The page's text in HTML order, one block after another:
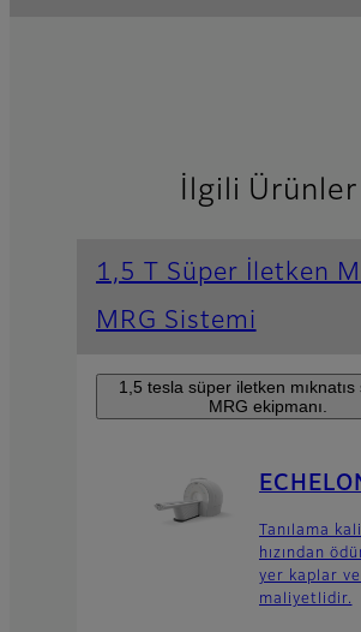
İlgili Ürünler
1,5 T Süper İletken
MRG Sistemi
1,5 tesla süper iletken mıknatıs
MRG ekipmanı.
Tanılama
hızından
yer kaplar ve
maliyetlidir.